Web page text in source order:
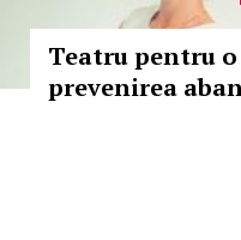
Teatru pentru
prevenirea